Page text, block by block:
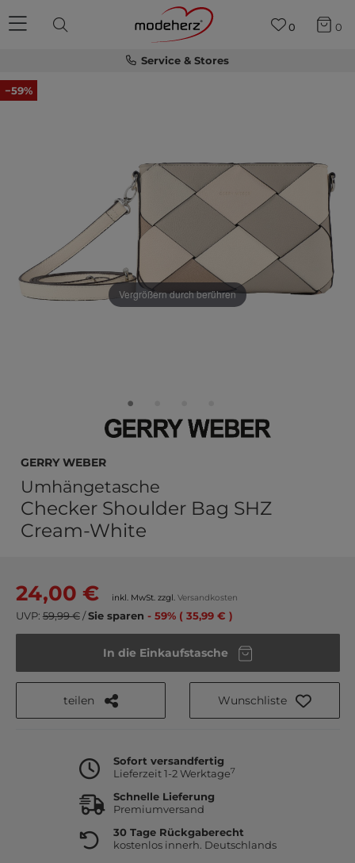
Service & Stores
0 0
−59%
Vergrößern durch berühren
GERRY WEBER
Umhängetasche
Checker Shoulder Bag SHZ
Cream-White
24,00 € inkl. MwSt. zzgl. Versandkosten
UVP: 59,99 €/Sie sparen - 59% ( 35,99 € )
In die Einkaufstasche
teilen Wunschliste
Sofort versandfertig
Lieferzeit 1-2 Werktage7
Schnelle Lieferung
Premiumversand
30 Tage Rückgaberecht
kostenlos innerh. Deutschlands